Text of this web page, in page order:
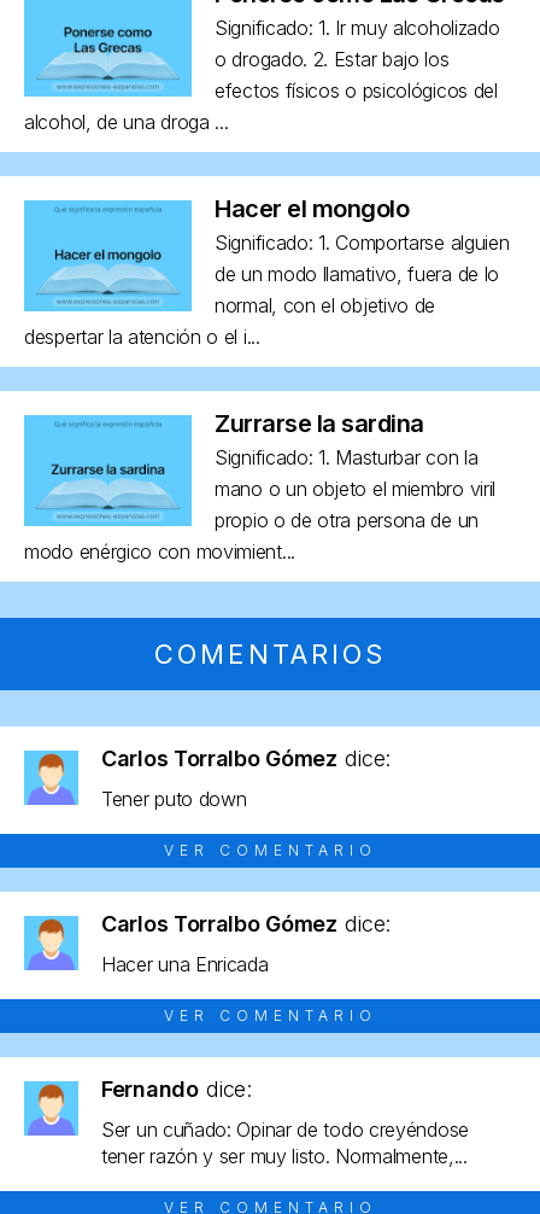
Significado: 1. Ir muy alcoholizado
o drogado. 2. Estar bajo los
efectos físicos o psicológicos del
alcohol, de una droga ...
Hacer el mongolo
Significado: 1. Comportarse alguien
de un modo llamativo, fuera de lo
normal, con el objetivo de
despertar la atención o el i...
Zurrarse la sardina
Significado: 1. Masturbar con la
mano o un objeto el miembro viril
propio o de otra persona de un
modo enérgico con movimient...
COMENTARIOS
Carlos Torralbo Gómez dice:
Tener puto down
VER COMENTARIO
Carlos Torralbo Gómez dice:
Hacer una Enricada
VER COMENTARIO
Fernando dice:
Ser un cuñado: Opinar de todo creyéndose
tener razón y ser muy listo. Normalmente,...
VER COMENTARIO